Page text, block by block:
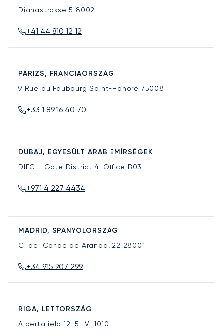
Dianastrasse 5 8002
+41 44 810 12 12
PÁRIZS, FRANCIAORSZÁG
9 Rue du Faubourg Saint-Honoré 75008
+33 1 89 16 40 70
DUBAJ, EGYESÜLT ARAB EMÍRSÉGEK
DIFC - Gate District 4, Office B03
+971 4 227 4434
MADRID, SPANYOLORSZÁG
C. del Conde de Aranda, 22 28001
+34 915 907 299
RIGA, LETTORSZÁG
Alberta iela 12-5 LV-1010